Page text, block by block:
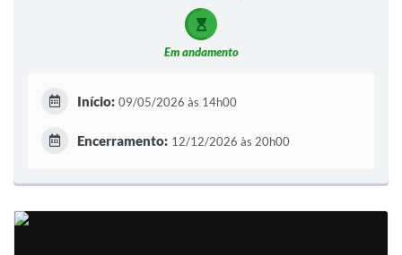
Em andamento
Início: 09/05/2026 às 14h00
Encerramento: 12/12/2026 às 20h00